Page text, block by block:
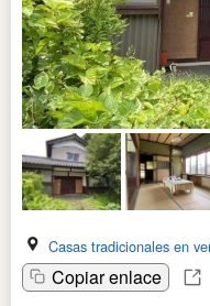
Casas tradicionales en
Copiar enlace